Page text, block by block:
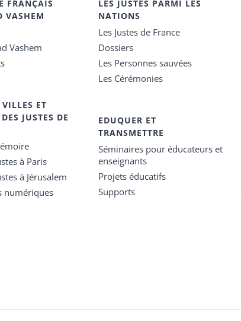
FRANÇAIS
VASHEM
Vashem
ET
JUSTES DE
à Paris
à Jérusalem
numériques
LES JUSTES PARMI LES
NATIONS
Les Justes de France
Dossiers
Les Personnes sauvées
Les Cérémonies
EDUQUER ET
TRANSMETTRE
Séminaires pour éducateurs et
enseignants
Projets éducatifs
Supports